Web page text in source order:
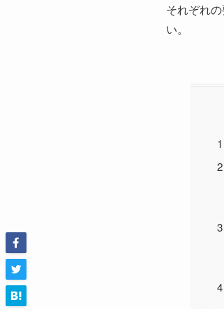
それぞれ
い。